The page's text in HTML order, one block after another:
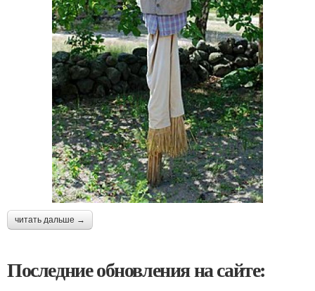
читать дальше →
Последние обновления на сайте: